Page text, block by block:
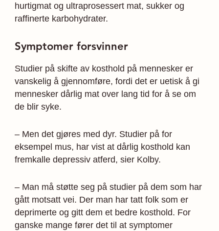
hurtigmat og ultraprosessert mat, sukker og
raffinerte karbo­hydrater.
Symptomer forsvinner
Studier på skifte av kosthold på mennesker er
vanskelig å gjennomføre, fordi det er uetisk å gi
mennesker dårlig mat over lang tid for å se om
de blir syke.
– Men det gjøres med dyr. Studier på for
eksempel mus, har vist at dårlig kosthold kan
fremkalle depressiv atferd, sier Kolby.
– Man må støtte seg på studier på dem som har
gått motsatt vei. Der man har tatt folk som er
deprimerte og gitt dem et bedre kosthold. For
ganske mange fører det til at symptomer